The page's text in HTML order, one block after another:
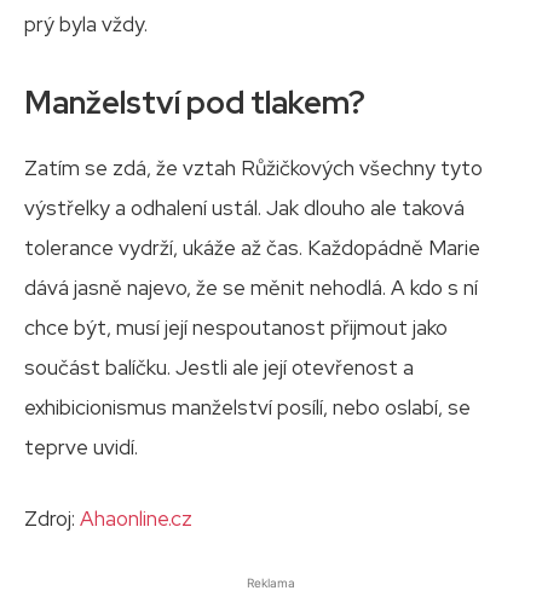
prý byla vždy.
Manželství pod tlakem?
Zatím se zdá, že vztah Růžičkových všechny tyto
výstřelky a odhalení ustál. Jak dlouho ale taková
tolerance vydrží, ukáže až čas. Každopádně Marie
dává jasně najevo, že se měnit nehodlá. A kdo s ní
chce být, musí její nespoutanost přijmout jako
součást balíčku. Jestli ale její otevřenost a
exhibicionismus manželství posílí, nebo oslabí, se
teprve uvidí.
Zdroj: Ahaonline.cz
Reklama